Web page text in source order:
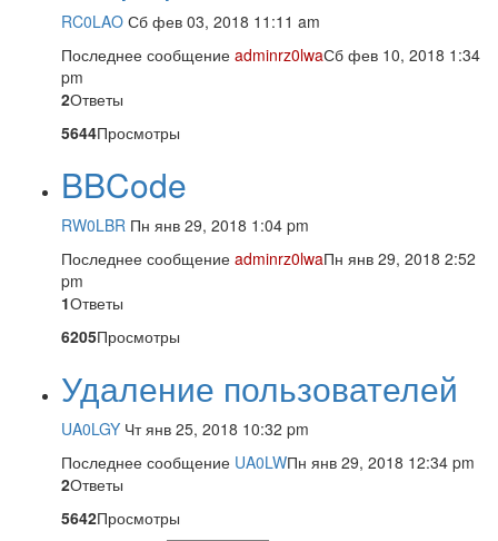
RC0LAO Сб фев 03, 2018 11:11 am
Последнее сообщение adminrz0lwaСб фев 10, 2018 1:34
pm
2Ответы
5644Просмотры
BBCode
RW0LBR Пн янв 29, 2018 1:04 pm
Последнее сообщение adminrz0lwaПн янв 29, 2018 2:52
pm
1Ответы
6205Просмотры
Удаление пользователей
UA0LGY Чт янв 25, 2018 10:32 pm
Последнее сообщение UA0LWПн янв 29, 2018 12:34 pm
2Ответы
5642Просмотры